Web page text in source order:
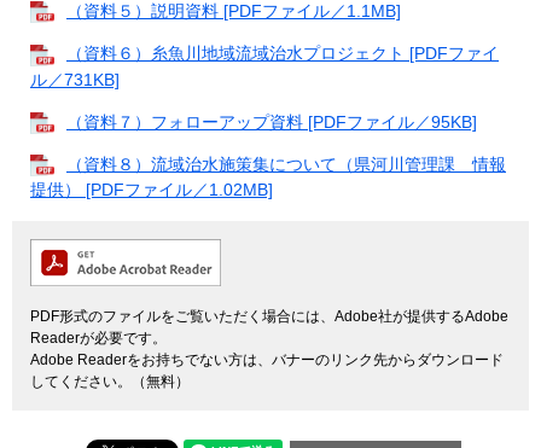
（資料５）説明資料 [PDFファイル／1.1MB]
（資料６）糸魚川地域流域治水プロジェクト [PDFファイ
ル／731KB]
（資料７）フォローアップ資料 [PDFファイル／95KB]
（資料８）流域治水施策集について（県河川管理課 情報
提供） [PDFファイル／1.02MB]
PDF形式のファイルをご覧いただく場合には、Adobe社が提供するAdobe
Readerが必要です。
Adobe Readerをお持ちでない方は、バナーのリンク先からダウンロード
してください。（無料）